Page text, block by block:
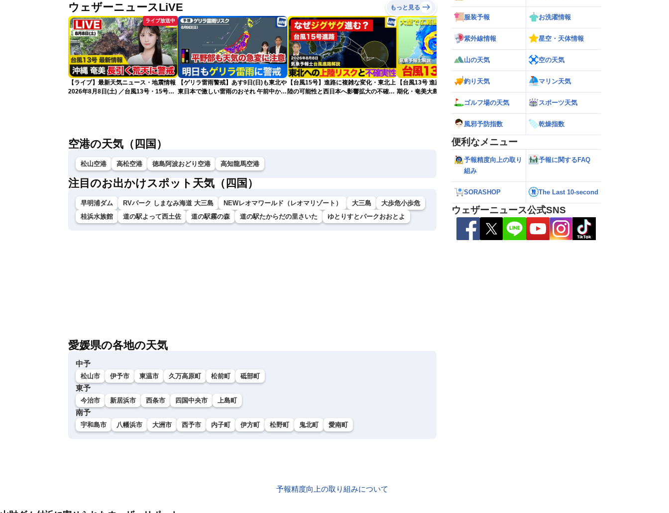
ウェザーニュースLiVE もっと見る
ライブ放送中
【ライブ】最新天気ニュース・地震情報
2026年8月8日(土) ／台風13号・15号
【ゲリラ雷雨警戒】あす9日(日)も東北や
東日本で激しい雷雨のおそれ 午前中から
【台風15号】進路に複雑な変化・東北上
陸の可能性と西日本へ影響拡大の不確実
【台風13号 進路解説】通過後も影響長
期化・奄美大島で総雨量400mm超・高
波に要警戒（2026.08.08 16:00）
【猛烈な雨と激しい雷雨】新潟は線状降
水帯が発生のおそれも＜気象防災速報・
記録的短時間大雨＞
空港の天気（四国）
松山空港 高松空港 徳島阿波おどり空港 高知龍馬空港
注目のお出かけスポット天気（四国）
早明浦ダム RVパーク しまなみ海道 大三島 NEWレオマワールド（レオマリゾート） 大三島
大歩危小歩危
桂浜水族館
道の駅よって西土佐 道の駅霧の森 道の駅たからだの里さいた ゆとりすとパークおおとよ
愛媛県の各地の天気
中予
松山市 伊予市 東温市 久万高原町 松前町 砥部町
東予
今治市 新居浜市 西条市 四国中央市 上島町
南予
宇和島市 八幡浜市 大洲市 西予市 内子町 伊方町 松野町 鬼北町 愛南町
服装予報 お洗濯情報
紫外線情報 星空・天体情報
山の天気 空の天気
釣り天気 マリン天気
ゴルフ場の天気 スポーツ天気
風邪予防指数 乾燥指数
便利なメニュー
予報精度向上の取り
組み
予報に関するFAQ
SORASHOP The Last 10-second
ウェザーニュース公式SNS
予報精度向上の取り組みについて